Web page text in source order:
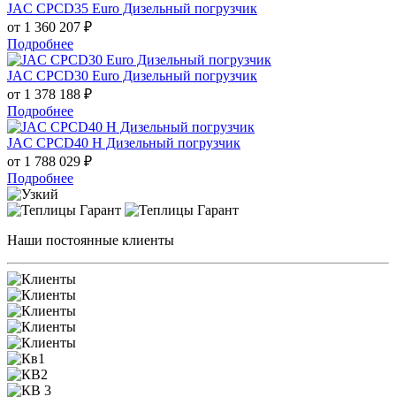
JAC CPCD35 Euro Дизельный погрузчик
от 1 360 207 ₽
Подробнее
JAC CPCD30 Euro Дизельный погрузчик
от 1 378 188 ₽
Подробнее
JAC CPCD40 H Дизельный погрузчик
от 1 788 029 ₽
Подробнее
Наши постоянные клиенты